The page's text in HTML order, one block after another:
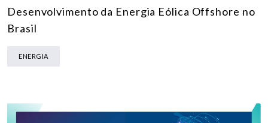
Desenvolvimento da Energia Eólica Offshore no
Brasil
ENERGIA